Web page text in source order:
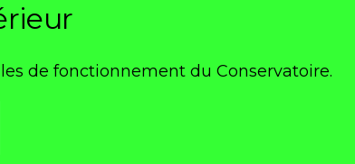
de fonctionnement du Conservatoire.